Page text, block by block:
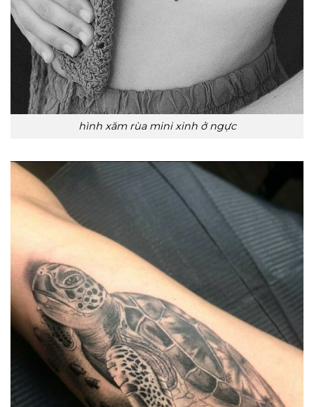
hình xăm rùa mini xinh ở ngực